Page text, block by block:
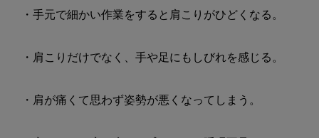
・手元で細かい作業をすると肩こりがひどくなる。
・肩こりだけでなく、手や足にもしびれを感じる。
・肩が痛くて思わず姿勢が悪くなってしまう。